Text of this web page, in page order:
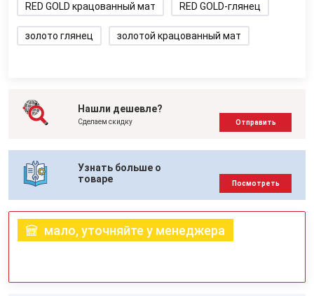
RED GOLD крацованный мат RED GOLD-глянец
золото глянец золотой крацованный мат
Нашли дешевле?
Сделаем скидку Отправить
Узнать больше о
товаре
Посмотреть
мало, уточняйте у менеджера